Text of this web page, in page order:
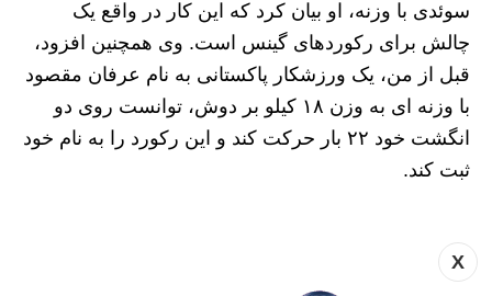
X
سوئدی با وزنه، او بیان کرد که این کار در واقع یک
چالش برای رکوردهای گینس است. وی همچنین افزود،
قبل از من، یک ورزشکار پاکستانی به نام عرفان مقصود
با وزنه‌ ای به وزن ۱۸ کیلو بر دوش، توانست روی دو
انگشت خود ۲۲ بار حرکت کند و این رکورد را به نام خود
ثبت کند.